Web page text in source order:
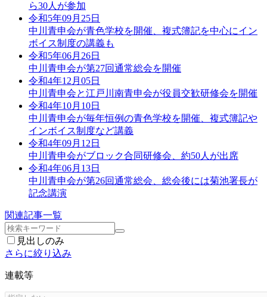
ら30人が参加
令和5年09月25日
中川青申会が青色学校を開催、複式簿記を中心にイン
ボイス制度の講義も
令和5年06月26日
中川青申会が第27回通常総会を開催
令和4年12月05日
中川青申会と江戸川南青申会が役員交歓研修会を開催
令和4年10月10日
中川青申会が毎年恒例の青色学校を開催、複式簿記や
インボイス制度など講義
令和4年09月12日
中川青申会がブロック合同研修会、約50人が出席
令和4年06月13日
中川青申会が第26回通常総会、総会後には菊池署長が
記念講演
関連記事一覧
見出しのみ
さらに絞り込み
連載等